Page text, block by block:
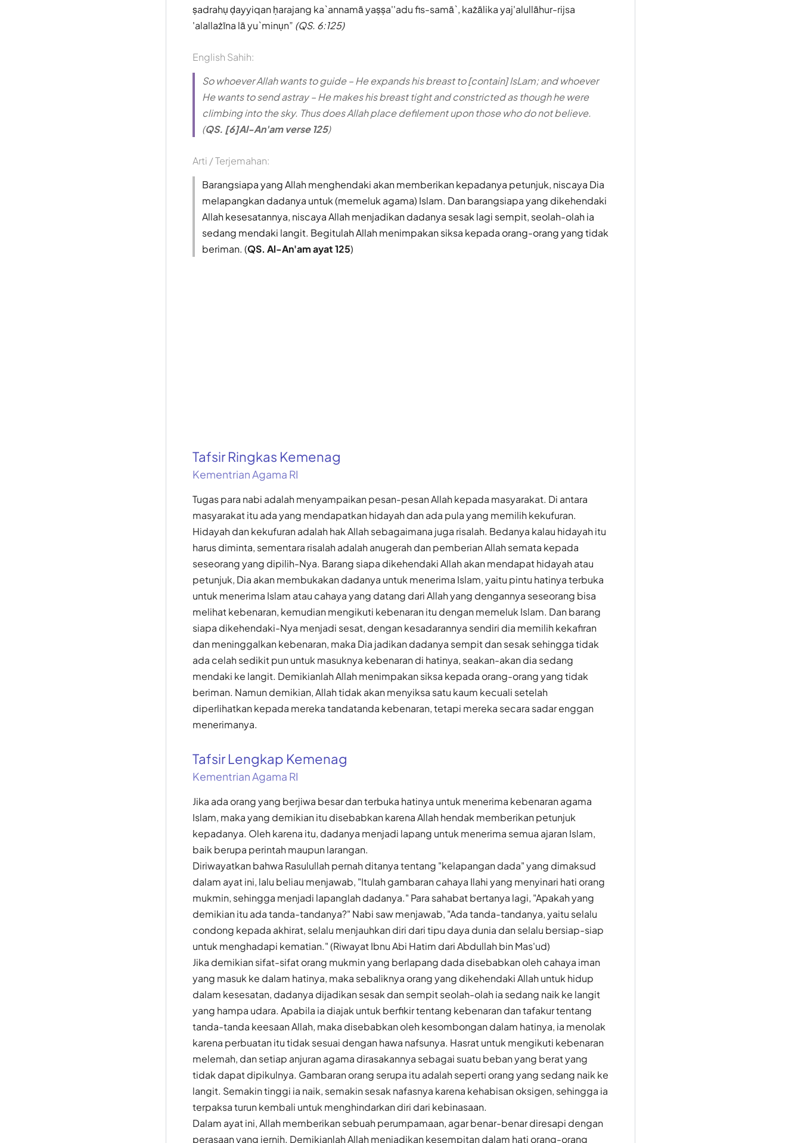
ṣadrahụ ḍayyiqan ḥarajang ka`annamā yaṣṣa''adu fis-samā`, każālika yaj'alullāhur-rijsa
'alallażīna lā yu`minụn (QS. 6:125)
English Sahih:
So whoever Allah wants to guide – He expands his breast to [contain] IsLam; and whoever
He wants to send astray – He makes his breast tight and constricted as though he were
climbing into the sky. Thus does Allah place defilement upon those who do not believe.
(QS. [6]Al-An'am verse 125)
Arti / Terjemahan:
Barangsiapa yang Allah menghendaki akan memberikan kepadanya petunjuk, niscaya Dia
melapangkan dadanya untuk (memeluk agama) Islam. Dan barangsiapa yang dikehendaki
Allah kesesatannya, niscaya Allah menjadikan dadanya sesak lagi sempit, seolah-olah ia
sedang mendaki langit. Begitulah Allah menimpakan siksa kepada orang-orang yang tidak
beriman. (QS. Al-An'am ayat 125)
Tafsir Ringkas Kemenag
Kementrian Agama RI
Tugas para nabi adalah menyampaikan pesan-pesan Allah kepada masyarakat. Di antara
masyarakat itu ada yang mendapatkan hidayah dan ada pula yang memilih kekufuran.
Hidayah dan kekufuran adalah hak Allah sebagaimana juga risalah. Bedanya kalau hidayah itu
harus diminta, sementara risalah adalah anugerah dan pemberian Allah semata kepada
seseorang yang dipilih-Nya. Barang siapa dikehendaki Allah akan mendapat hidayah atau
petunjuk, Dia akan membukakan dadanya untuk menerima Islam, yaitu pintu hatinya terbuka
untuk menerima Islam atau cahaya yang datang dari Allah yang dengannya seseorang bisa
melihat kebenaran, kemudian mengikuti kebenaran itu dengan memeluk Islam. Dan barang
siapa dikehendaki-Nya menjadi sesat, dengan kesadarannya sendiri dia memilih kekafiran
dan meninggalkan kebenaran, maka Dia jadikan dadanya sempit dan sesak sehingga tidak
ada celah sedikit pun untuk masuknya kebenaran di hatinya, seakan-akan dia sedang
mendaki ke langit. Demikianlah Allah menimpakan siksa kepada orang-orang yang tidak
beriman. Namun demikian, Allah tidak akan menyiksa satu kaum kecuali setelah
diperlihatkan kepada mereka tandatanda kebenaran, tetapi mereka secara sadar enggan
menerimanya.
Tafsir Lengkap Kemenag
Kementrian Agama RI
Jika ada orang yang berjiwa besar dan terbuka hatinya untuk menerima kebenaran agama
Islam, maka yang demikian itu disebabkan karena Allah hendak memberikan petunjuk
kepadanya. Oleh karena itu, dadanya menjadi lapang untuk menerima semua ajaran Islam,
baik berupa perintah maupun larangan.
Diriwayatkan bahwa Rasulullah pernah ditanya tentang "kelapangan dada" yang dimaksud
dalam ayat ini, lalu beliau menjawab, "Itulah gambaran cahaya Ilahi yang menyinari hati orang
mukmin, sehingga menjadi lapanglah dadanya." Para sahabat bertanya lagi, "Apakah yang
demikian itu ada tanda-tandanya?" Nabi saw menjawab, "Ada tanda-tandanya, yaitu selalu
condong kepada akhirat, selalu menjauhkan diri dari tipu daya dunia dan selalu bersiap-siap
untuk menghadapi kematian." (Riwayat Ibnu Abi Hatim dari Abdullah bin Mas'ud)
Jika demikian sifat-sifat orang mukmin yang berlapang dada disebabkan oleh cahaya iman
yang masuk ke dalam hatinya, maka sebaliknya orang yang dikehendaki Allah untuk hidup
dalam kesesatan, dadanya dijadikan sesak dan sempit seolah-olah ia sedang naik ke langit
yang hampa udara. Apabila ia diajak untuk berfikir tentang kebenaran dan tafakur tentang
tanda-tanda keesaan Allah, maka disebabkan oleh kesombongan dalam hatinya, ia menolak
karena perbuatan itu tidak sesuai dengan hawa nafsunya. Hasrat untuk mengikuti kebenaran
melemah, dan setiap anjuran agama dirasakannya sebagai suatu beban yang berat yang
tidak dapat dipikulnya. Gambaran orang serupa itu adalah seperti orang yang sedang naik ke
langit. Semakin tinggi ia naik, semakin sesak nafasnya karena kehabisan oksigen, sehingga ia
terpaksa turun kembali untuk menghindarkan diri dari kebinasaan.
Dalam ayat ini, Allah memberikan sebuah perumpamaan, agar benar-benar diresapi dengan
perasaan yang jernih. Demikianlah Allah menjadikan kesempitan dalam hati orang-orang